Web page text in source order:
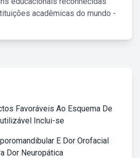
acadêmicas do mundo -
Favoráveis Ao Esquema De
Inclui-se
E Dor Orofacial
Dor Neuropática